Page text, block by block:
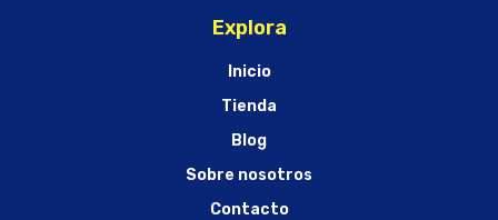
Explora
Inicio
Tienda
Blog
Sobre nosotros
Contacto